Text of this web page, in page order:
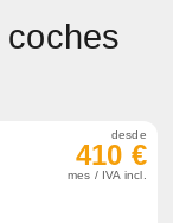
desde
410 €
mes / IVA incl.